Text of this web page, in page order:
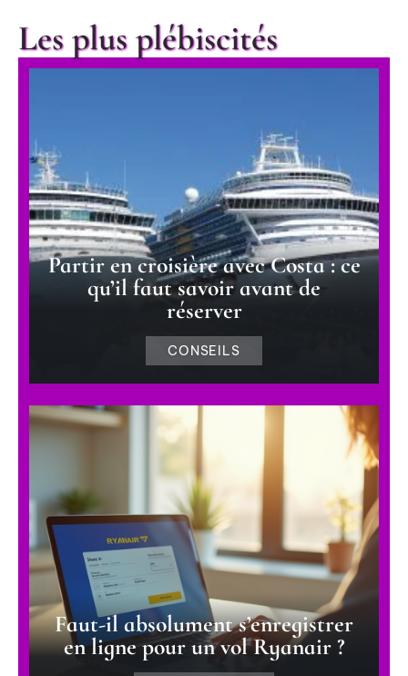
Les plus plébiscités
Partir en croisière avec Costa : ce
qu’il faut savoir avant de
réserver
CONSEILS
Faut-il absolument s’enregistrer
en ligne pour un vol Ryanair ?